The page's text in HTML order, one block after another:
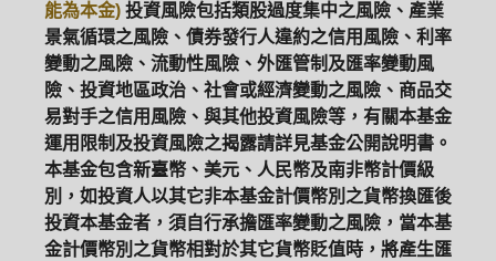
能為本金) 投資風險包括類股過度集中之風險、產業
景氣循環之風險、債券發行人違約之信用風險、利率
變動之風險、流動性風險、外匯管制及匯率變動風
險、投資地區政治、社會或經濟變動之風險、商品交
易對手之信用風險、與其他投資風險等，有關本基金
運用限制及投資風險之揭露請詳見基金公開說明書。
本基金包含新臺幣、美元、人民幣及南非幣計價級
別，如投資人以其它非本基金計價幣別之貨幣換匯後
投資本基金者，須自行承擔匯率變動之風險，當本基
金計價幣別之貨幣相對於其它貨幣貶值時，將產生匯